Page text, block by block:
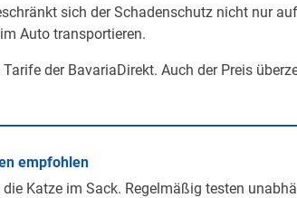
sich der Schadenschutz nicht nur
Auto transportieren.
der BavariaDirekt. Auch der Preis
empfohlen
Katze im Sack. Regelmäßig testen